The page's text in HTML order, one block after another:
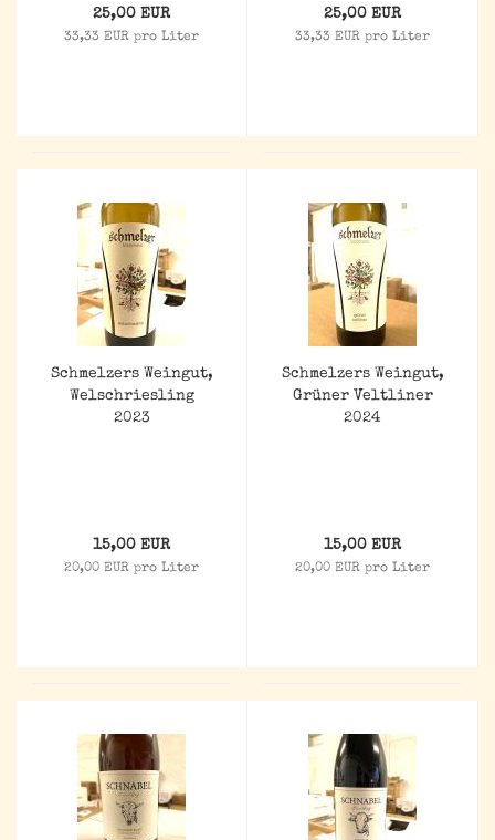
25,00 EUR
33,33 EUR pro Liter
25,00 EUR
33,33 EUR pro Liter
Schmelzers Weingut,
Welschriesling
2023
15,00 EUR
20,00 EUR pro Liter
Schmelzers Weingut,
Grüner Veltliner
2024
15,00 EUR
20,00 EUR pro Liter